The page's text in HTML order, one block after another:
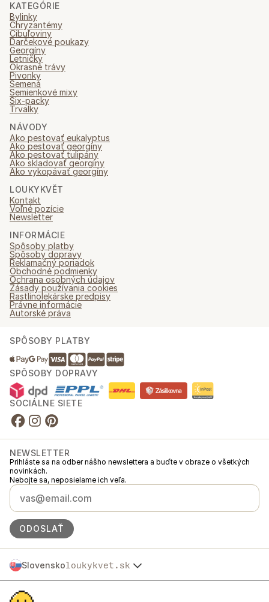
KATEGÓRIE
Bylinky
Chryzantémy
Cibuľoviny
Darčekové poukazy
Georgíny
Letničky
Okrasné trávy
Pivonky
Semená
Semienkové mixy
Six-packy
Trvalky
NÁVODY
Ako pestovať eukalyptus
Ako pestovať georgíny
Ako pestovať tulipány
Ako skladovať georgíny
Ako vykopávať georgíny
LOUKYKVĚT
Kontakt
Voľné pozície
Newsletter
INFORMÁCIE
Spôsoby platby
Spôsoby dopravy
Reklamačný poriadok
Obchodné podmienky
Ochrana osobných údajov
Zásady používania cookies
Rastlinolekárske predpisy
Právne informácie
Autorské práva
SPÔSOBY PLATBY
SPÔSOBY DOPRAVY
SOCIÁLNE SIETE
NEWSLETTER
Prihláste sa na odber nášho newslettera a buďte v obraze o všetkých
novinkách.
Nebojte sa, neposielame ich veľa.
ODOSLAŤ
Slovenskoloukykvet.sk
Česko
Polska
Spoločnosť Loukykvět s.r.o. je zapísaná v Obchodnom registri